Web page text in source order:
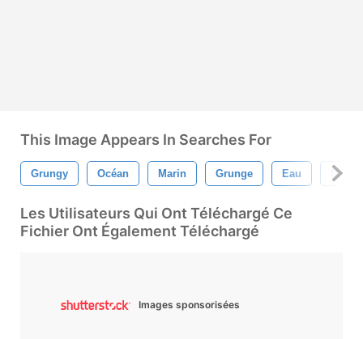
This Image Appears In Searches For
Grungy Océan Marin Grunge Eau
Les Utilisateurs Qui Ont Téléchargé Ce
Fichier Ont Également Téléchargé
Images sponsorisées